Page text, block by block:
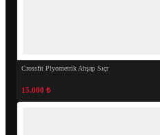
Crossfit Plyometrik Ahşap Sıçr
15.000 ₺